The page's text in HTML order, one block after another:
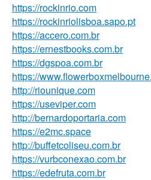
https://rockinrio.com
https://rockinriolisboa.sapo.pt
https://accero.com.br
https://ernestbooks.com.br
https://dgspoa.com.br
https://
http://riounique.com
https://useviper.com
http://bernardoportaria.com
https://e2mc.space
http://buffetcoliseu.com.br
https://vurbconexao.com.br
https://edefruta.com.br